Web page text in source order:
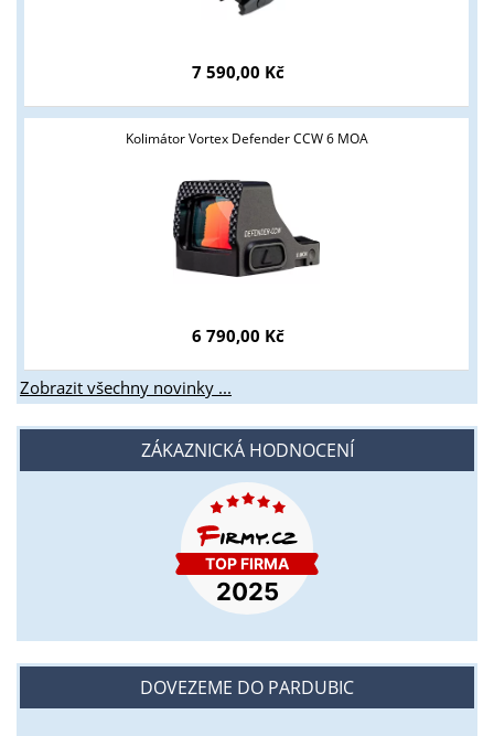
7 590,00 Kč
Kolimátor Vortex Defender CCW 6 MOA
6 790,00 Kč
Zobrazit všechny novinky ...
ZÁKAZNICKÁ HODNOCENÍ
DOVEZEME DO PARDUBIC
podmínky?
ANO NE